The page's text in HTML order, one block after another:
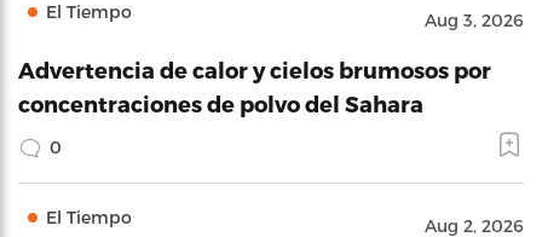
El Tiempo Aug 3, 2026
Advertencia de calor y cielos brumosos por
concentraciones de polvo del Sahara
0
El Tiempo Aug 2, 2026